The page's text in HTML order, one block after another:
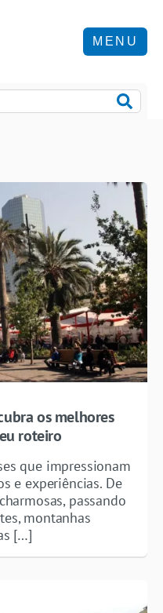
MENU
os melhores
roteiro
que impressionam
e experiências. De
passando
montanhas
[…]